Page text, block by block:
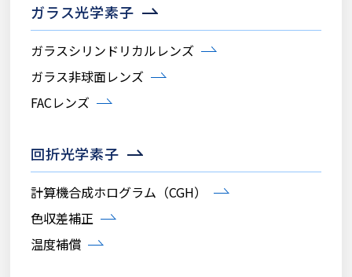
ガラス光学素子
ガラスシリンドリカルレンズ
ガラス非球面レンズ
FACレンズ
回折光学素子
計算機合成ホログラム（CGH）
色収差補正
温度補償